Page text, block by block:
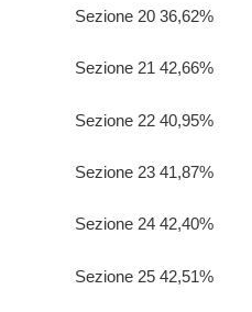
Sezione 20 36,62%
Sezione 21 42,66%
Sezione 22 40,95%
Sezione 23 41,87%
Sezione 24 42,40%
Sezione 25 42,51%